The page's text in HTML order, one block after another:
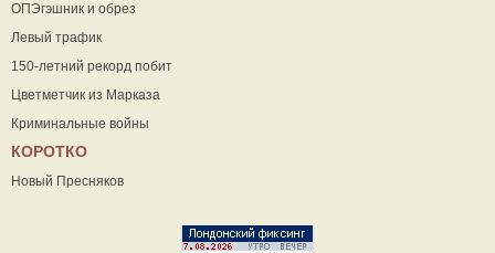
ОПЭгэшник и обрез
Левый трафик
150-летний рекорд побит
Цветметчик из Марказа
Криминальные войны
КОРОТКО
Новый Пресняков